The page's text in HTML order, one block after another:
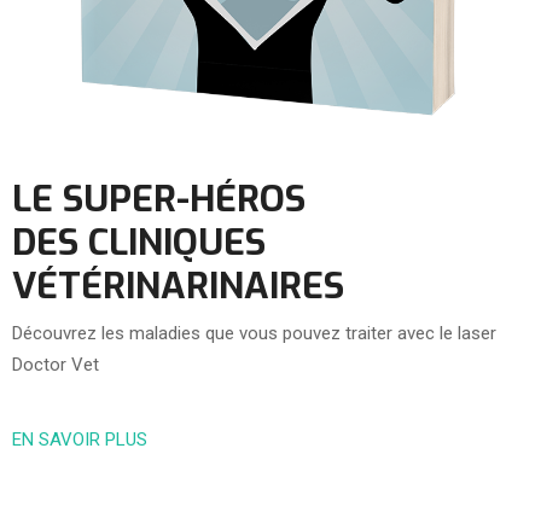
LE SUPER-HÉROS
DES CLINIQUES
VÉTÉRINARINAIRES
Découvrez les maladies que vous pouvez traiter avec le laser
Doctor Vet
EN SAVOIR PLUS